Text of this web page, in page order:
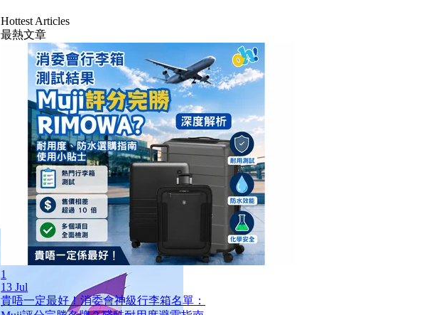
Hottest Articles
最熱文章
1
13 Jul
貴唔一定最好！消委會神級行李箱名單：